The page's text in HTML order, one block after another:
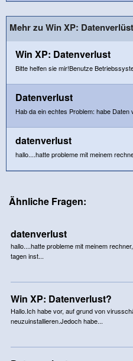
Mehr zu Win XP:
Win XP: Datenverlust
Bitte helfen sie mir!Benutze
Datenverlust
Hab da ein echtes Problem: habe Daten
datenverlust
hallo....hatte probleme mit meinem
Ähnliche Fragen:
datenverlust
hallo....hatte probleme mit meinem
tagen inst...
Win XP: Datenverlust?
Hallo.Ich habe vor, auf grund von
neuzuinstallieren.Jedoch habe...